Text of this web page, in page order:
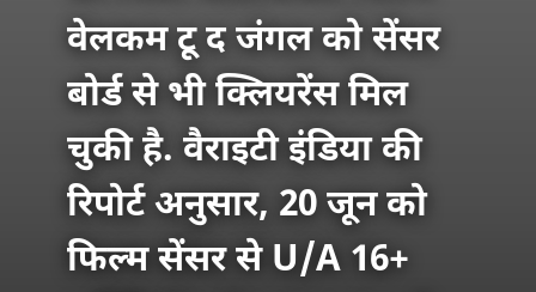
वेलकम टू द जंगल को सेंसर
बोर्ड से भी क्लियरेंस मिल
चुकी है. वैराइटी इंडिया की
रिपोर्ट अनुसार, 20 जून को
फिल्म सेंसर से U/A 16+